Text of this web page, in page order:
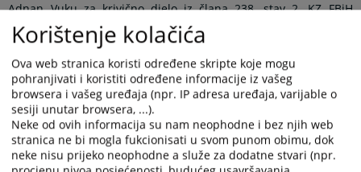
Adnan Vuku za krivično djelo iz člana 238. stav 2. KZ FBiH
utvrđena je kazna zatvora u trajanju od 6 godina, a za krivično
djelo iz člana 238. stav 1. KZ FBiH u vezi sa članom 55. KZ FBiH
kazna zatvora od 7 godina, te je primjenom člana 54. stav 1. i
stav 2. tačka b) KZ FBiH osuđen na jedinstvenu kaznu zatvora u
trajanju od 12 godina.
Maidu Maslaku je za krivično djelo iz člana 238. stav 2. KZ FBiH
utvrđena kazna zatvora u trajanju od 6 godina, za krivično djelo
iz člana 238. stav 1. KZ FBiH u vezi sa članom 55. KZ FBiH kazna
Korištenje kolačića
Ova web stranica koristi određene skripte koje mogu
pohranjivati i koristiti određene informacije iz vašeg
browsera i vašeg uređaja (npr. IP adresa uređaja, varijable o
sesiji unutar browsera, ...).
Neke od ovih informacija su nam neophodne i bez njih web
stranica ne bi mogla fukcionisati u svom punom obimu, dok
neke nisu prijeko neophodne a služe za dodatne stvari (npr.